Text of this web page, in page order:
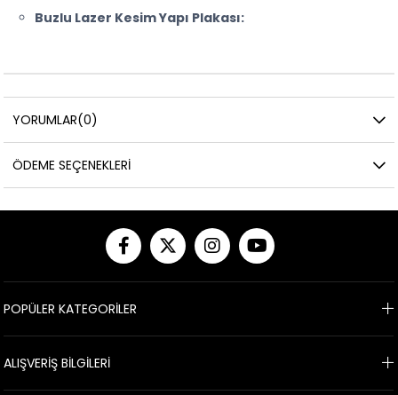
Buzlu Lazer Kesim Yapı Plakası:
YORUMLAR(0)
ÖDEME SEÇENEKLERI
POPÜLER KATEGORİLER
ALIŞVERİŞ BİLGİLERİ